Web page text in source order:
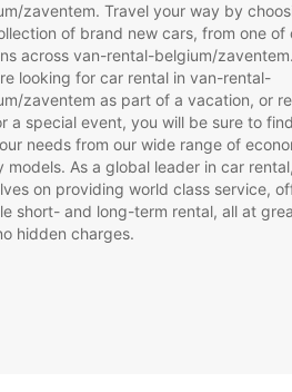
zaventem. Travel your way by
of brand new cars, from one of
across van-rental-belgium/
looking for car rental in van-rental-
zaventem as part of a vacation, or
a special event, you will be sure to
needs from our wide range of
models. As a global leader in car
on providing world class service,
short- and long-term rental, all at
hidden charges.